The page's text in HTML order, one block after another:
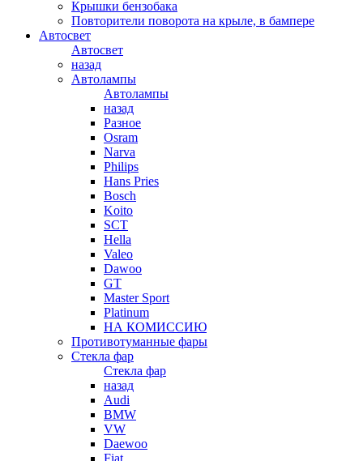
Крышки бензобака
Повторители поворота на крыле, в бампере
Автосвет
Автосвет
назад
Автолампы
Автолампы
назад
Разное
Osram
Narva
Philips
Hans Pries
Bosch
Koito
SCT
Hella
Valeo
Dawoo
GT
Master Sport
Platinum
НА КОМИССИЮ
Противотуманные фары
Стекла фар
Стекла фар
назад
Audi
BMW
VW
Daewoo
Fiat